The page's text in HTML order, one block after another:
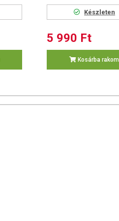
Készleten
5 990 Ft
Kosárba rakom